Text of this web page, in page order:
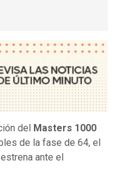
del
Masters 1000
de la fase de 64, el
ante el